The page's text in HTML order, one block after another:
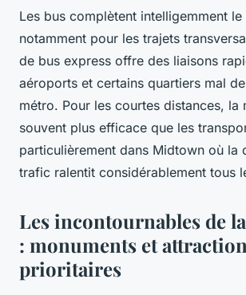
Les bus complètent intelligemment le
notamment pour les trajets
de bus express offre des liaisons
aéroports et certains quartiers mal
métro. Pour les courtes distances, la
souvent plus efficace que les
particulièrement dans Midtown où la
trafic ralentit considérablement tous
Les incontournables de
: monuments et
prioritaires